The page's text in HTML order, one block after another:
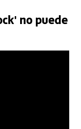
no puede